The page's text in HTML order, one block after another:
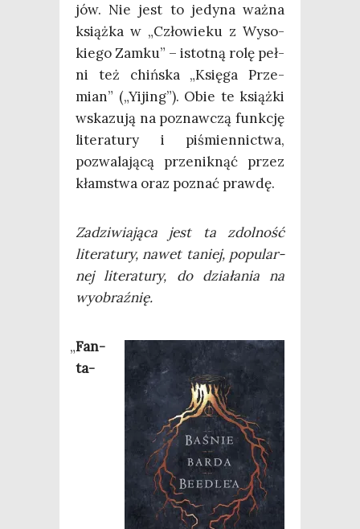
jów. Nie jest to jedy­na waż­na
książ­ka w „Czło­wie­ku z Wyso­
kie­go Zam­ku” – istot­ną rolę peł­
ni też chiń­ska „Księ­ga Prze­
mian” („Yijing”). Obie te książ­ki
wska­zu­ją na poznaw­czą funk­cję
lite­ra­tu­ry i piśmien­nic­twa,
pozwa­la­ją­cą prze­nik­nąć przez
kłam­stwa oraz poznać prawdę.
Zadzi­wia­ją­ca jest ta zdol­ność
lite­ra­tu­ry, nawet taniej, popu­lar­
nej lite­ra­tu­ry, do dzia­ła­nia na
wyobraźnię.
„Fan­
ta­